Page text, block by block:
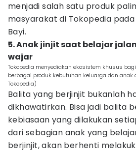
menjadi salah satu produk
masyarakat di Tokopedia
Bayi.
5. Anak jinjit saat belajar
wajar
Tokopedia menyediakan ekosistem khusus
berbagai produk kebutuhan keluarga dan anak
Tokopedia)
Balita yang berjinjit bukanlah
dikhawatirkan. Bisa jadi balita
kebiasaan yang dilakukan
dari sebagian anak yang
berjinjit, akan berhenti